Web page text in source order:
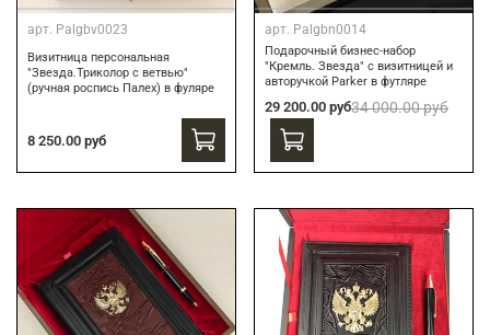
арт. Palgbv0023
Визитница персональная
"Звезда.Триколор с ветвью"
(ручная роспись Палех) в фуляре
8 250.00 руб
арт. Palgbn0014
Подарочный бизнес-набор
"Кремль. Звезда" с визитницей и
авторучкой Parker в футляре
29 200.00 руб34 000.00 руб